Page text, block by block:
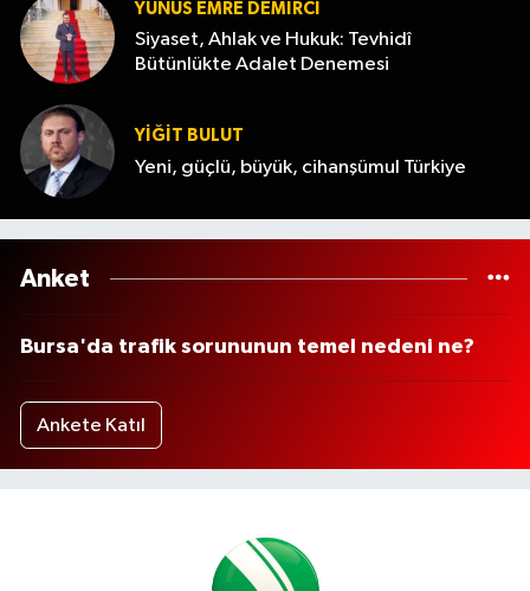
YUNUS EMRE DEMIRCI
Siyaset, Ahlak ve Hukuk: Tevhidî
Bütünlükte Adalet Denemesi
YİĞİT BULUT
Yeni, güçlü, büyük, cihanşümul Türkiye
Anket
Bursa'da trafik sorununun temel nedeni ne?
Ankete Katıl